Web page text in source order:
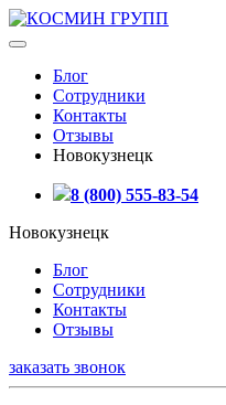
Блог
Сотрудники
Контакты
Отзывы
Новокузнецк
8 (800) 555-83-54
Новокузнецк
Блог
Сотрудники
Контакты
Отзывы
заказать звонок